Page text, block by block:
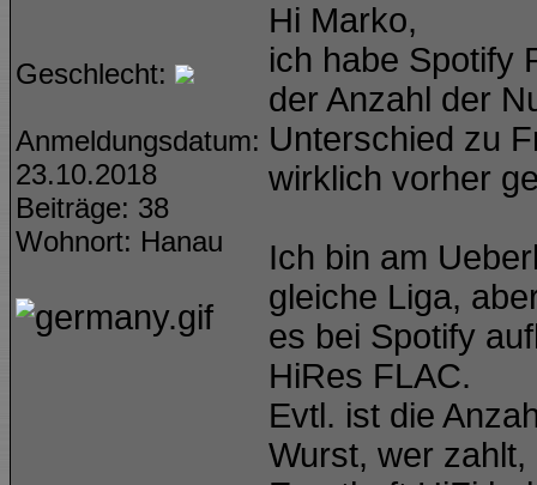
Geschlecht:
Anmeldungsdatum:
23.10.2018
Beiträge: 38
Wohnort: Hanau
Hi Marko,
ich habe Spotify
der Anzahl der
Unterschied zu
wirklich vorher
Ich bin am
gleiche Liga,
es bei Spotify
HiRes FLAC.
Evtl. ist die
Wurst, wer zahlt,